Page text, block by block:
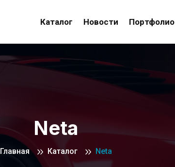
Каталог Новости Портфолио
Neta
Главная Каталог Neta